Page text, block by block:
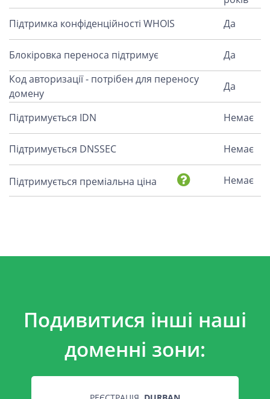
Підтримка конфіденційності WHOIS
Да
Блокіровка переноса підтримує
Да
Код авторизації - потрібен для переносу
домену
Да
Підтримується IDN Немає
Підтримується DNSSEC Немає
Підтримується преміальна ціна Немає
Подивитися інші наші
доменні зони: